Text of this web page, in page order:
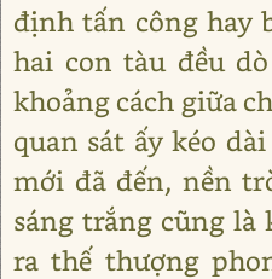
định tấn công hay
hai con tàu đều
khoảng cách giữa
quan sát ấy kéo
mới đã đến, nền
sáng trắng cũng
ra thế thượng